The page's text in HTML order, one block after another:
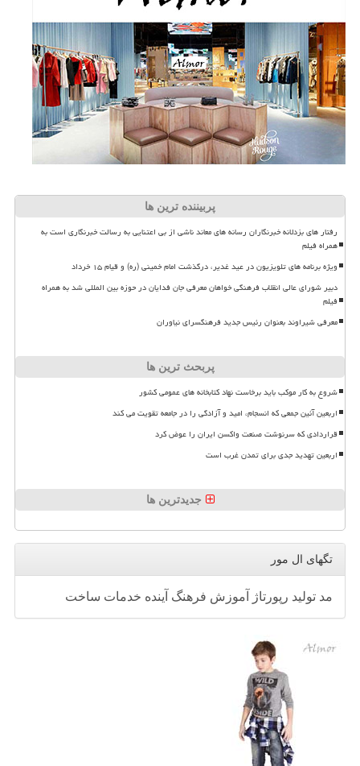
پربیننده ترین ها
رفتار های بزدلانه خبرنگاران رسانه های معاند ناشی از بی اعتنایی به رسالت خبرنگاری است به
همراه فیلم
ویژه برنامه های تلویزیون در عید غدیر، درگذشت امام خمینی (ره) و قیام ۱۵ خرداد
دبیر شورای عالی انقلاب فرهنگی خواهان معرفی جان فدایان در حوزه بین المللی شد به همراه
فیلم
معرفی شیراوند بعنوان رئیس جدید فرهنگسرای نیاوران
پربحث ترین ها
شروع به کار موکب باید برخاست نهاد کتابخانه های عمومی کشور
اربعین آئین جمعی که انسجام، امید و آزادگی را در جامعه تقویت می کند
قراردادی که سرنوشت صنعت واکسن ایران را عوض کرد
اربعین تهدید جدی برای تمدن غرب است
جدیدترین ها
تگهای ال مور
مد تولید رپورتاژ آموزش فرهنگ آینده خدمات ساخت